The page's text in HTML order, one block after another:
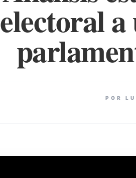
electoral a
POR